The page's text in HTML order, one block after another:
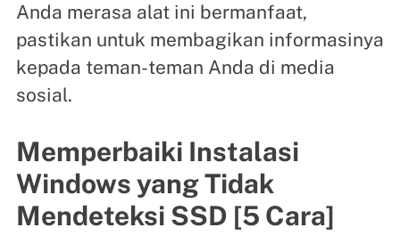
Anda merasa alat ini bermanfaat,
pastikan untuk membagikan informasinya
kepada teman-teman Anda di media
sosial.
Memperbaiki Instalasi
Windows yang Tidak
Mendeteksi SSD [5 Cara]